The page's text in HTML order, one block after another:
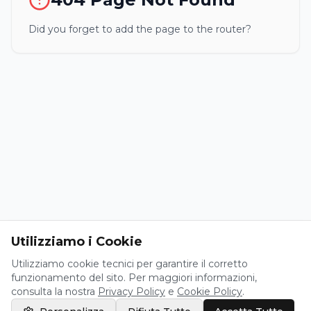
Did you forget to add the page to the router?
Utilizziamo i Cookie
Utilizziamo cookie tecnici per garantire il corretto
funzionamento del sito. Per maggiori informazioni,
consulta la nostra Privacy Policy e Cookie Policy.